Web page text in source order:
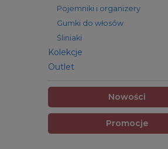
Pojemniki i organizery
Gumki do włosów
Śliniaki
Kolekcje
Outlet
Nowości
Promocje